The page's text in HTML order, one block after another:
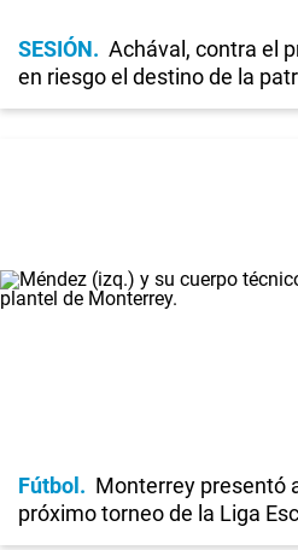
SESIÓN
Achával, contra el
en riesgo el destino de la
Fútbol
Monterrey presentó
próximo torneo de la Liga